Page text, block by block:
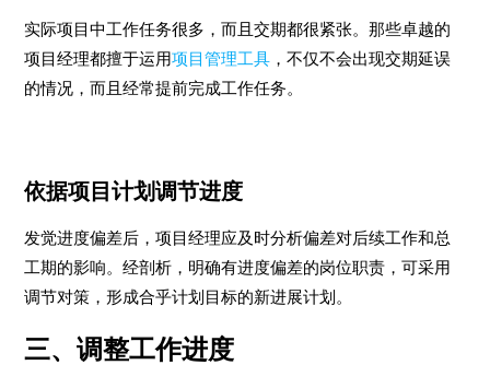
实际项目中工作任务很多，而且交期都很紧张。那些卓越的
项目经理都擅于运用项目管理工具 ，不仅不会出现交期延误
的情况，而且经常提前完成工作任务。
依据项目计划调节进度
发觉进度偏差后，项目经理应及时分析偏差对后续工作和总
工期的影响。经剖析，明确有进度偏差的岗位职责，可采用
调节对策，形成合乎计划目标的新进展计划。
三、调整工作进度